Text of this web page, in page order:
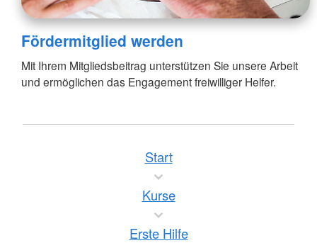
Fördermitglied werden
Mit Ihrem Mitgliedsbeitrag unterstützen Sie unsere Arbeit
und ermöglichen das Engagement freiwilliger Helfer.
Start
Kurse
Erste Hilfe